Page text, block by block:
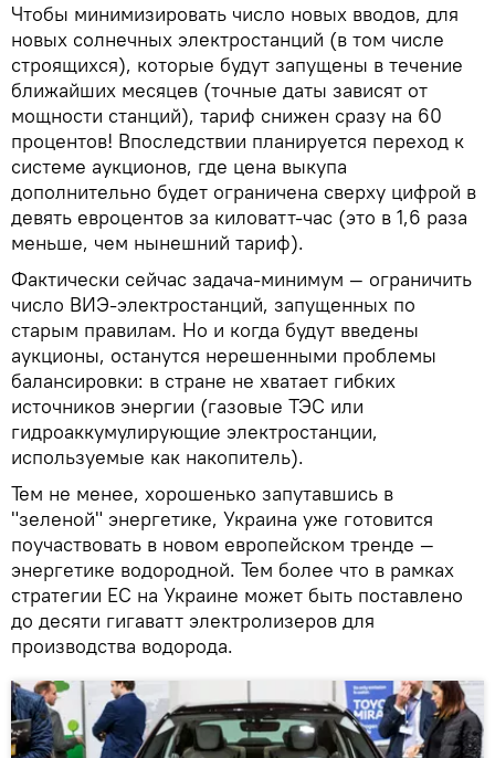
Чтобы минимизировать число новых вводов, для
новых солнечных электростанций (в том числе
строящихся), которые будут запущены в течение
ближайших месяцев (точные даты зависят от
мощности станций), тариф снижен сразу на 60
процентов! Впоследствии планируется переход к
системе аукционов, где цена выкупа
дополнительно будет ограничена сверху цифрой в
девять евроцентов за киловатт-час (это в 1,6 раза
меньше, чем нынешний тариф).
Фактически сейчас задача-минимум — ограничить
число ВИЭ-электростанций, запущенных по
старым правилам. Но и когда будут введены
аукционы, останутся нерешенными проблемы
балансировки: в стране не хватает гибких
источников энергии (газовые ТЭС или
гидроаккумулирующие электростанции,
используемые как накопитель).
Тем не менее, хорошенько запутавшись в
"зеленой" энергетике, Украина уже готовится
поучаствовать в новом европейском тренде —
энергетике водородной. Тем более что в рамках
стратегии ЕС на Украине может быть поставлено
до десяти гигаватт электролизеров для
производства водорода.